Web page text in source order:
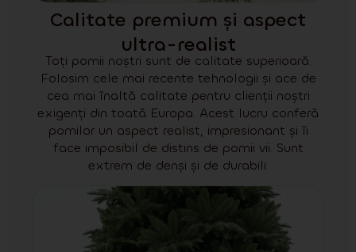
Calitate premium și aspect
ultra-realist
Toți pomii noștri sunt de calitate superioară.
Folosim cele mai recente tehnologii și ace de
cea mai înaltă calitate pentru clienții noștri
exigenți din toată Europa. Acest lucru conferă
pomilor un aspect realist, impresionant și îi
face imposibil de distins de pomii vii. Sunt
extrem de denși și de durabili.